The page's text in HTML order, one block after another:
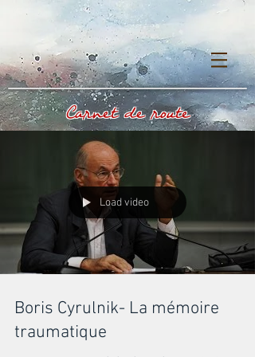
Carnet de route
Load video
Boris Cyrulnik- La mémoire
traumatique